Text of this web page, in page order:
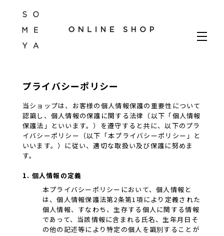
プライバシーポリシー
当ショップは、お客様の個人情報保護の重要性について
認識し、個人情報の保護に関する法律（以下「個人情報
保護法」といいます。）を遵守すると共に、以下のプラ
イバシーポリシー（以下「本プライバシーポリシー」と
いいます。）に従い、適切な取扱い及び保護に努めま
す。
1. 個人情報の定義
本プライバシーポリシーにおいて、個人情報と
は、個人情報保護法第2条第1項により定義された
個人情報、すなわち、生存する個人に関する情報
であって、当該情報に含まれる氏名、生年月日そ
の他の記述等により特定の個人を識別することが